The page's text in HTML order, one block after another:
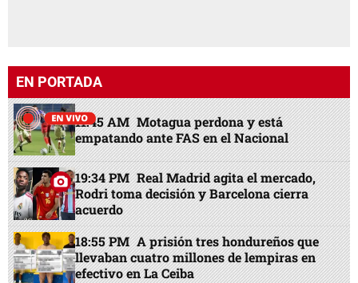
EN PORTADA
11:45 AM Motagua perdona y está
empatando ante FAS en el Nacional
19:34 PM Real Madrid agita el mercado,
Rodri toma decisión y Barcelona cierra
acuerdo
18:55 PM A prisión tres hondureños que
llevaban cuatro millones de lempiras en
efectivo en La Ceiba